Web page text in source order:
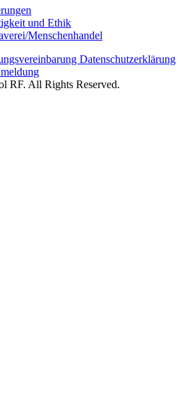
und Ethik
Menschenhandel
Datenschutzerklärung
RF. All Rights Reserved.